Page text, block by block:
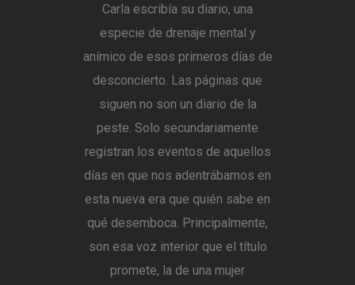
Carla escribía su diario, una
especie de drenaje mental y
anímico de esos primeros días de
desconcierto. Las páginas que
siguen no son un diario de la
peste. Solo secundariamente
registran los eventos de aquellos
días en que nos adentrábamos en
esta nueva era que quién sabe en
qué desemboca. Principalmente,
son esa voz interior que el título
promete, la de una mujer